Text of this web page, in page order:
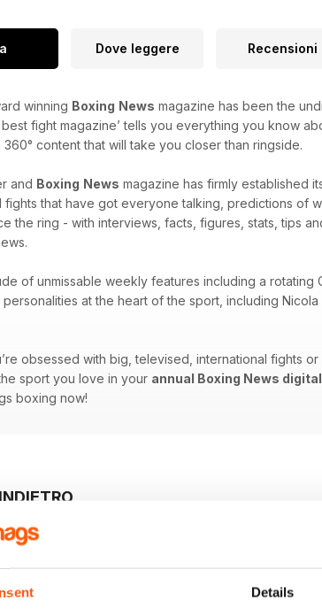
Details
Dove leggere Recensioni
winning Boxing News magazine has been the
best fight magazine’ tells you everything you know
content that will take you closer than ringside.
and Boxing News magazine has firmly established
fights that have got everyone talking, predictions of
the ring - with interviews, facts, figures, stats, tips
of unmissable weekly features including a
at the heart of the sport, including
obsessed with big, televised, international fights
sport you love in your annual Boxing News
boxing now!